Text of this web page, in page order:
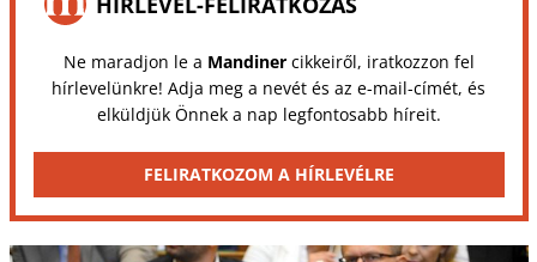
Ne maradjon le a Mandinercikkeiről, iratkozzon fel
hírlevelünkre! Adja meg a nevét és az e-mail-címét, és
elküldjük Önnek a nap legfontosabb híreit.
FELIRATKOZOM A HÍRLEVÉLRE